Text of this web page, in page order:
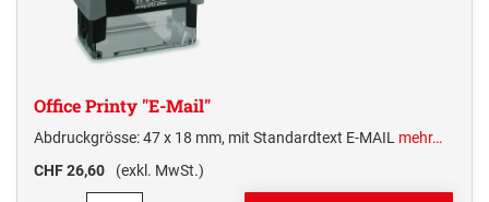
Office Printy "E-Mail"
Abdruckgrösse: 47 x 18 mm, mit Standardtext E-MAIL mehr…
CHF 26,60
(exkl. MwSt.)